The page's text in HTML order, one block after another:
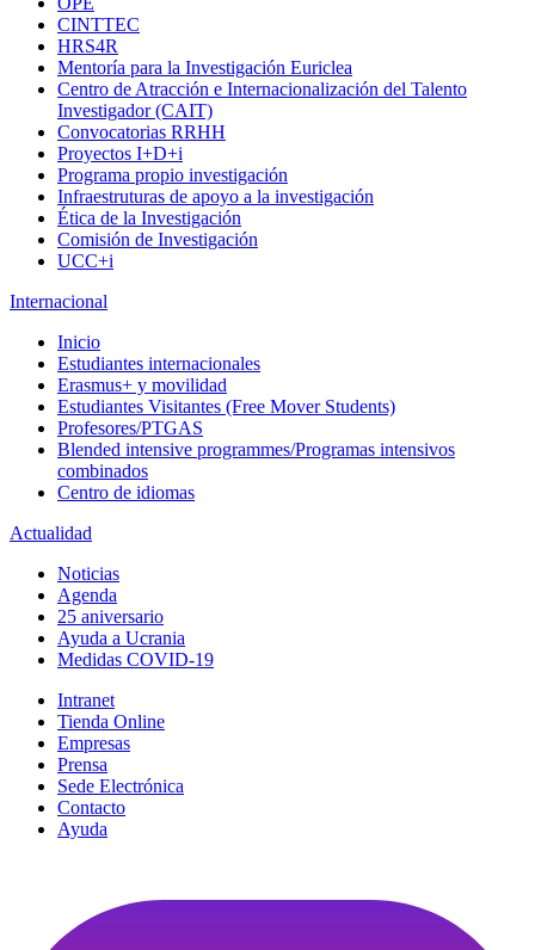
CINTTEC
HRS4R
Mentoría para la Investigación Euriclea
Centro de Atracción e Internacionalización del Talento
Investigador (CAIT)
Convocatorias RRHH
Proyectos I+D+i
Programa propio investigación
Infraestruturas de apoyo a la investigación
Ética de la Investigación
Comisión de Investigación
UCC+i
Internacional
Inicio
Estudiantes internacionales
Erasmus+ y movilidad
Estudiantes Visitantes (Free Mover Students)
Profesores/PTGAS
Blended intensive programmes/Programas intensivos
combinados
Centro de idiomas
Actualidad
Noticias
Agenda
25 aniversario
Ayuda a Ucrania
Medidas COVID-19
Intranet
Tienda Online
Empresas
Prensa
Sede Electrónica
Contacto
Ayuda